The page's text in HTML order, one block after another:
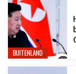
BUITENLAND